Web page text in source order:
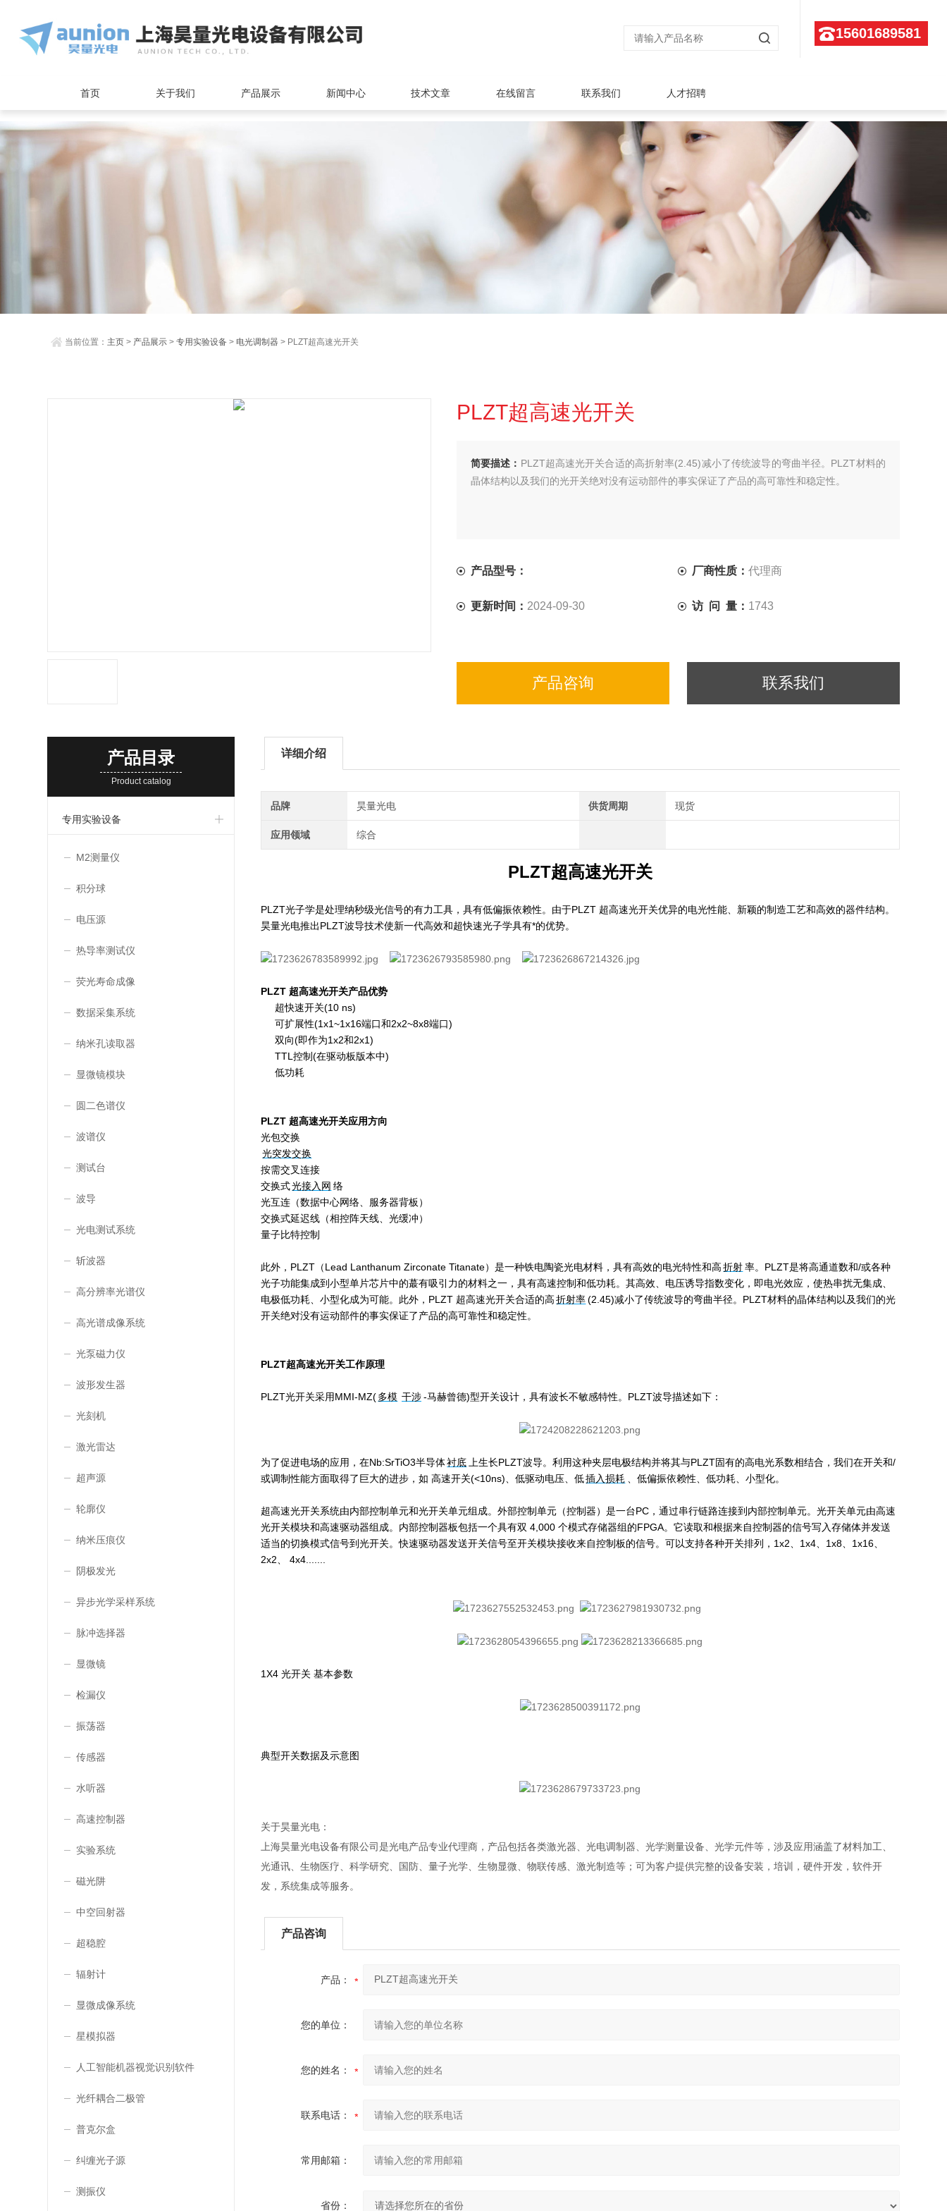
15601689581
首页 关于我们 产品展示 新闻中心 技术文章 在线留言 联系我们 人才招聘
当前位置： 主页 > 产品展示 >专用实验设备 > 电光调制器 > PLZT超高速光开关
PLZT超高速光开关
简要描述： PLZT超高速光开关合适的高折射率(2.45)减小了传统波导的弯曲半径。PLZT材料的
晶体结构以及我们的光开关绝对没有运动部件的事实保证了产品的高可靠性和稳定性。
产品型号： 厂商性质：代理商
更新时间： 2024-09-30 访 问 量： 1743
产品咨询 联系我们
产品目录
Product catalog
专用实验设备
M2测量仪
积分球
电压源
热导率测试仪
荧光寿命成像
数据采集系统
纳米孔读取器
显微镜模块
圆二色谱仪
波谱仪
测试台
波导
光电测试系统
斩波器
高分辨率光谱仪
高光谱成像系统
光泵磁力仪
波形发生器
光刻机
激光雷达
超声源
轮廓仪
纳米压痕仪
阴极发光
异步光学采样系统
脉冲选择器
显微镜
检漏仪
振荡器
传感器
水听器
高速控制器
实验系统
磁光阱
中空回射器
超稳腔
辐射计
显微成像系统
星模拟器
人工智能机器视觉识别软件
光纤耦合二极管
普克尔盒
纠缠光子源
测振仪
详细介绍
品牌 昊量光电 供货周期 现货
应用领域 综合
PLZT超高速光开关
PLZT光子学是处理纳秒级光信号的有力工具，具有低偏振依赖性。由于PLZT 超高速光开关优异的电光性能、新颖的制造工艺和高效的器件结构。
昊量光电推出PLZT波导技术使新一代高效和超快速光子学具有*的优势。
PLZT 超高速光开关产品优势
超快速开关(10 ns)
可扩展性(1x1~1x16端口和2x2~8x8端口)
双向(即作为1x2和2x1)
TTL控制(在驱动板版本中)
低功耗
PLZT 超高速光开关应用方向
光包交换
光突发交换
按需交叉连接
交换式光接入网 络
光互连（数据中心网络、服务器背板）
交换式延迟线（相控阵天线、光缓冲）
量子比特控制
此外，PLZT（Lead Lanthanum Zirconate Titanate）是一种铁电陶瓷光电材料，具有高效的电光特性和高 折射 率。PLZT是将高通道数和/或各种
光子功能集成到小型单片芯片中的蕞有吸引力的材料之一，具有高速控制和低功耗。其高效、电压诱导指数变化，即电光效应，使热串扰无集成、
电极低功耗、小型化成为可能。此外，PLZT 超高速光开关合适的高 折射率 (2.45)减小了传统波导的弯曲半径。PLZT材料的晶体结构以及我们的光
开关绝对没有运动部件的事实保证了产品的高可靠性和稳定性。
PLZT超高速光开关工作原理
PLZT光开关采用MMI-MZ( 多模 干涉-马赫曾德)型开关设计，具有波长不敏感特性。PLZT波导描述如下：
为了促进电场的应用，在Nb:SrTiO3半导体衬底 上生长PLZT波导。利用这种夹层电极结构并将其与PLZT固有的高电光系数相结合，我们在开关和/
或调制性能方面取得了巨大的进步，如 高速开关(<10ns)、低驱动电压、低插入损耗 、低偏振依赖性、低功耗、小型化。
超高速光开关系统由内部控制单元和光开关单元组成。外部控制单元（控制器）是一台PC，通过串行链路连接到内部控制单元。光开关单元由高速
光开关模块和高速驱动器组成。内部控制器板包括一个具有双 4,000 个模式存储器组的FPGA。它读取和根据来自控制器的信号写入存储体并发送
适当的切换模式信号到光开关。快速驱动器发送开关信号至开关模块接收来自控制板的信号。可以支持各种开关排列，1x2、1x4、1x8、1x16、
2x2、 4x4.......
1X4 光开关 基本参数
典型开关数据及示意图
关于昊量光电：
上海昊量光电设备有限公司是光电产品专业代理商，产品包括各类激光器、光电调制器、光学测量设备、光学元件等，涉及应用涵盖了材料加工、
光通讯、生物医疗、科学研究、国防、量子光学、生物显微、物联传感、激光制造等；可为客户提供完整的设备安装，培训，硬件开发，软件开
发，系统集成等服务。
产品咨询
产品：
您的单位：
您的姓名：
联系电话：
常用邮箱：
省份：